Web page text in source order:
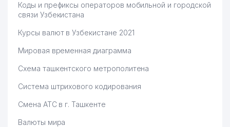
Коды и префиксы операторов мобильной и городской
связи Узбекистана
Курсы валют в Узбекистане 2021
Мировая временная диаграмма
Схема ташкентского метрополитена
Система штрихового кодирования
Смена АТС в г. Ташкенте
Валюты мира